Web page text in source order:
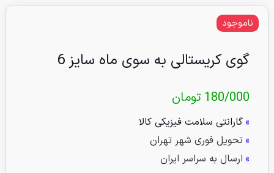
گوی کریستالی به سوی ماه سایز 6
180/000 تومان
»گارانتی سلامت فیزیکی کالا
» تحویل فوری شهر تهران
» ارسال به سراسر ایران
ناموجود